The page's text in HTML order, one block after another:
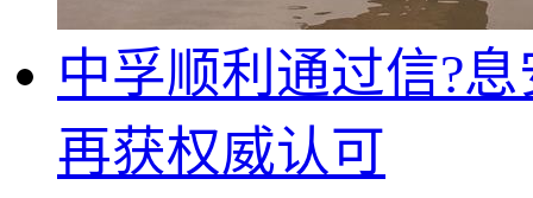
中孚顺利通过信?
再获权威认可